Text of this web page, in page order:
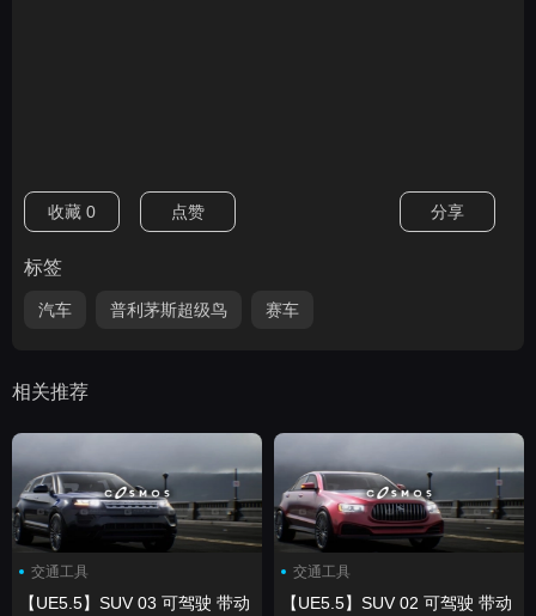
收藏 0 点赞 分享
标签
汽车 普利茅斯超级鸟 赛车
相关推荐
交通工具
【UE5.5】SUV 03 可驾驶 带动
交通工具
【UE5.5】SUV 02 可驾驶 带动